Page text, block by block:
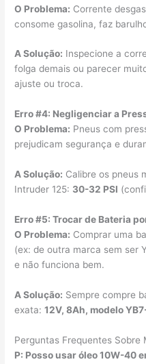
O Problema: Corrente
consome gasolina, faz
A Solução: Inspecione a
folga demais ou parecer
ajuste ou troca.
Erro #4: Negligenciar a
O Problema: Pneus com
prejudicam segurança e
A Solução: Calibre os pneus
Intruder 125: 30-32 PSI
Erro #5: Trocar de Bateria
O Problema: Comprar uma
(ex: de outra marca sem ser
e não funciona bem.
A Solução: Sempre compre
exata:12V, 8Ah, modelo
Perguntas Frequentes Sobre
P: Posso usar óleo 10W-40